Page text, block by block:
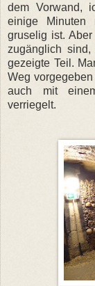
dem Vorwand,
einige Minuten
gruselig ist.
zugänglich
gezeigte Teil.
Weg
auch mit
verriegelt.